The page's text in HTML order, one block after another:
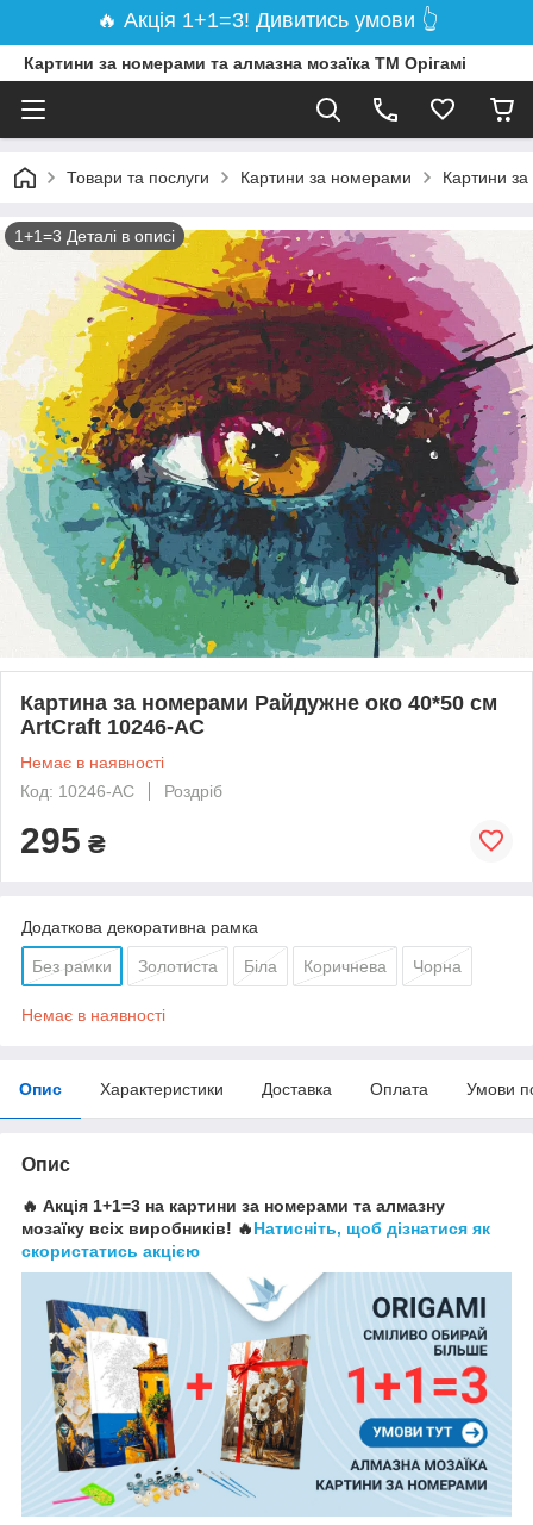
🔥 Акція 1+1=3! Дивитись умови 👆
Картини за номерами та алмазна мозаїка ТМ Орігамі
Товари та послуги Картини за номерами Картини
1+1=3 Деталі в описі
Картина за номерами Райдужне око 40*50 см
ArtCraft 10246-AC
Немає в наявності
Код: 10246-AC
Роздріб
295 ₴
Додаткова декоративна рамка
Без рамки Золотиста Біла Коричнева Чорна
Немає в наявності
Опис Характеристики Доставка Оплата Умови
Опис
🔥 Акція 1+1=3 на картини за номерами та алмазну
мозаїку всіх виробників! 🔥Натисніть, щоб дізнатися як
скористатись акцією